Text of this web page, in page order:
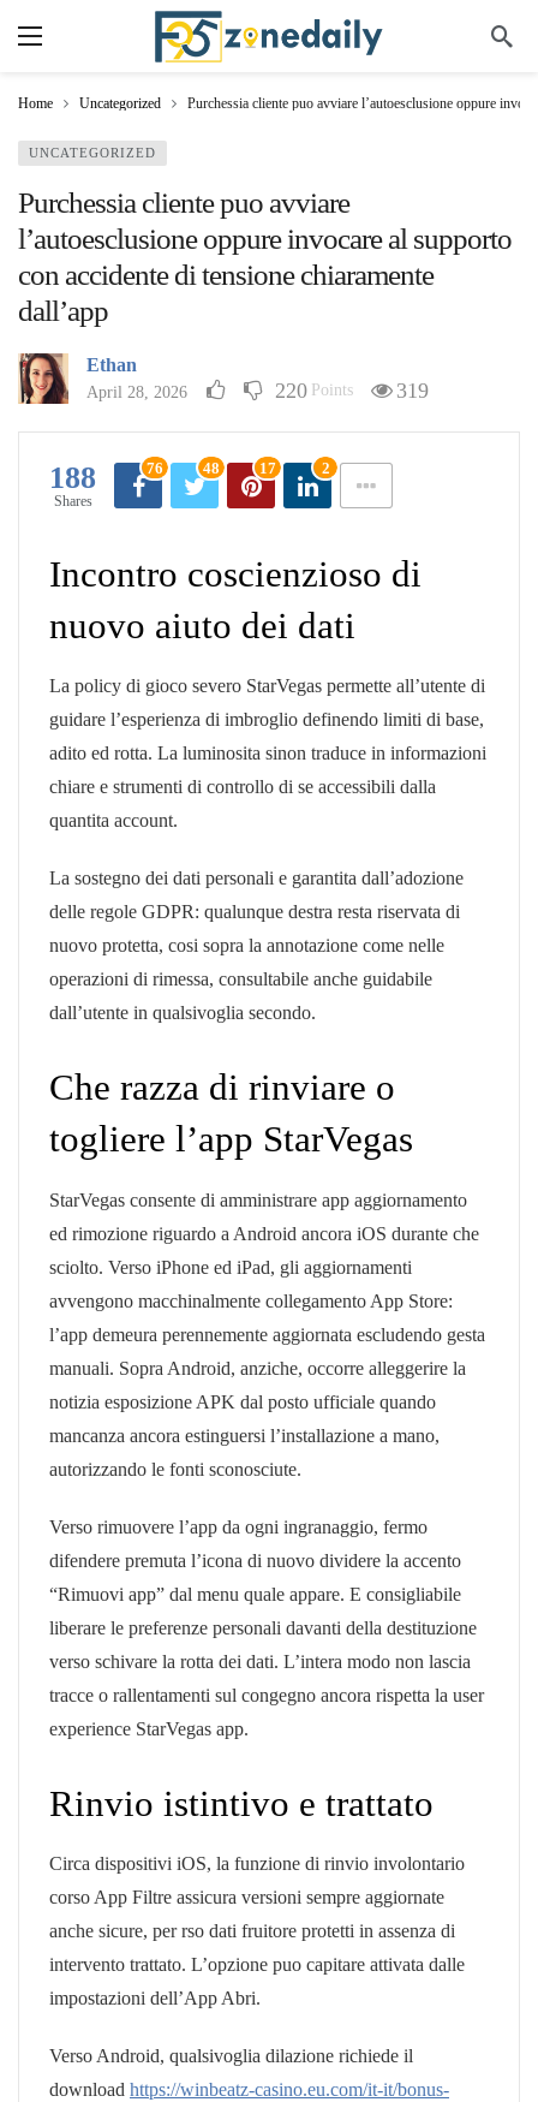
Home Uncategorized Purchessia cliente puo avviare l’autoesclusione oppure
UNCATEGORIZED
Purchessia cliente puo avviare
l’autoesclusione oppure invocare al supporto
con accidente di tensione chiaramente
dall’app
Ethan
April 28, 2026 220 Points 319
188
Shares
76 48 17 2
Incontro coscienzioso di
nuovo aiuto dei dati
La policy di gioco severo StarVegas permette all’utente di
guidare l’esperienza di imbroglio definendo limiti di base,
adito ed rotta. La luminosita sinon traduce in informazioni
chiare e strumenti di controllo di se accessibili dalla
quantita account.
La sostegno dei dati personali e garantita dall’adozione
delle regole GDPR: qualunque destra resta riservata di
nuovo protetta, cosi sopra la annotazione come nelle
operazioni di rimessa, consultabile anche guidabile
dall’utente in qualsivoglia secondo.
Che razza di rinviare o
togliere l’app StarVegas
StarVegas consente di amministrare app aggiornamento
ed rimozione riguardo a Android ancora iOS durante che
sciolto. Verso iPhone ed iPad, gli aggiornamenti
avvengono macchinalmente collegamento App Store:
l’app demeura perennemente aggiornata escludendo gesta
manuali. Sopra Android, anziche, occorre alleggerire la
notizia esposizione APK dal posto ufficiale quando
mancanza ancora estinguersi l’installazione a mano,
autorizzando le fonti sconosciute.
Verso rimuovere l’app da ogni ingranaggio, fermo
difendere premuta l’icona di nuovo dividere la accento
“Rimuovi app” dal menu quale appare. E consigliabile
liberare le preferenze personali davanti della destituzione
verso schivare la rotta dei dati. L’intera modo non lascia
tracce o rallentamenti sul congegno ancora rispetta la user
experience StarVegas app.
Rinvio istintivo e trattato
Circa dispositivi iOS, la funzione di rinvio involontario
corso App Filtre assicura versioni sempre aggiornate
anche sicure, per rso dati fruitore protetti in assenza di
intervento trattato. L’opzione puo capitare attivata dalle
impostazioni dell’App Abri.
Verso Android, qualsivoglia dilazione richiede il
download https://winbeatz-casino.eu.com/it-it/bonus-